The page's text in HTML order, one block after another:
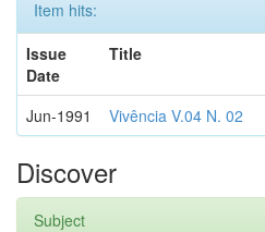
Item hits:
Issue
Date
Title
Jun-1991 Vivência V.04 N. 02
Discover
Subject